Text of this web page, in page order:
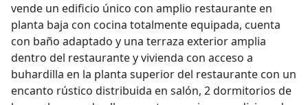
vende un edificio único con amplio restaurante en
planta baja con cocina totalmente equipada, cuenta
con baño adaptado y una terraza exterior amplia
dentro del restaurante y vivienda con acceso a
buhardilla en la planta superior del restaurante con un
encanto rústico distribuida en salón, 2 dormitorios de